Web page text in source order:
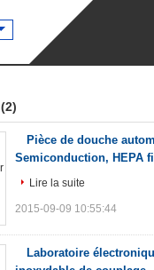
(2)
Pièce de douche
Semiconduction, HEPA
Lire la suite
2015-09-09 10:55:44
Laboratoire